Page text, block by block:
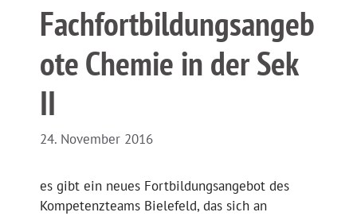
Fachfortbildungsangeb
ote Chemie in der Sek
II
24. November 2016
es gibt ein neues Fortbildungsangebot des
Kompetenzteams Bielefeld, das sich an